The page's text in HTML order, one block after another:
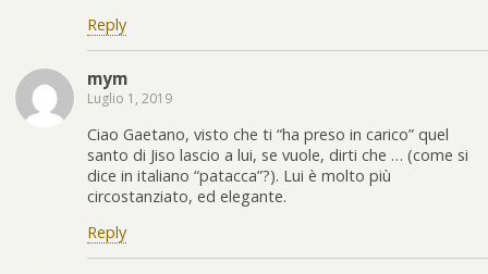
Reply
mym
Luglio 1, 2019
Ciao Gaetano, visto che ti “ha preso in carico” quel
santo di Jiso lascio a lui, se vuole, dirti che … (come si
dice in italiano “patacca”?). Lui è molto più
circostanziato, ed elegante.
Reply